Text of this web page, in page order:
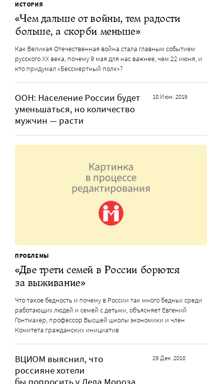
ИСТОРИЯ
«Чем дальше от войны, тем радости
больше, а скорби меньше»
Как Великая Отечественная война стала главным событием
русского XX века, почему 9 мая для нас важнее, чем 22 июня, и
кто придумал «Бессмертный полк»?
ООН: Население России будет
уменьшаться, но количество
мужчин — расти
18 Июн. 2019
ПРОБЛЕМЫ
«Две трети семей в России борются
за выживание»
Что такое бедность и почему в России так много бедных среди
работающих людей и семей с детьми, объясняет Евгений
Гонтмахер, профессор Высшей школы экономики и член
Комитета гражданских инициатив
ВЦИОМ выяснил, что
россияне хотели
29 Дек. 2018